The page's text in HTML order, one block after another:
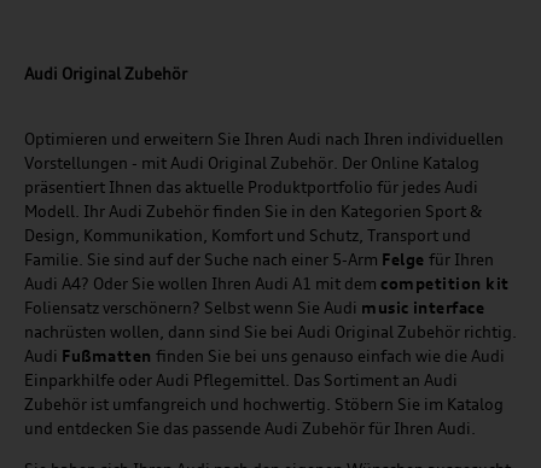
Audi Original Zubehör
Optimieren und erweitern Sie Ihren Audi nach Ihren individuellen
Vorstellungen - mit Audi Original Zubehör. Der Online Katalog
präsentiert Ihnen das aktuelle Produktportfolio für jedes Audi
Modell. Ihr Audi Zubehör finden Sie in den Kategorien Sport &
Design, Kommunikation, Komfort und Schutz, Transport und
Familie. Sie sind auf der Suche nach einer 5-Arm Felge für Ihren
Audi A4? Oder Sie wollen Ihren Audi A1 mit dem competition kit
Foliensatz verschönern? Selbst wenn Sie Audi music interface
nachrüsten wollen, dann sind Sie bei Audi Original Zubehör richtig.
Audi Fußmatten finden Sie bei uns genauso einfach wie die Audi
Einparkhilfe oder Audi Pflegemittel. Das Sortiment an Audi
Zubehör ist umfangreich und hochwertig. Stöbern Sie im Katalog
und entdecken Sie das passende Audi Zubehör für Ihren Audi.